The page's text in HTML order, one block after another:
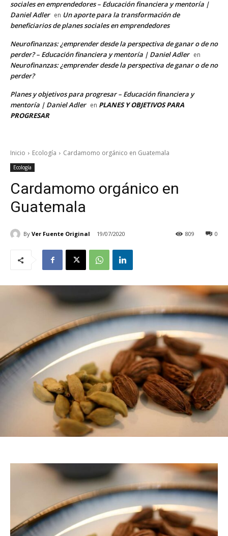
sociales en emprendedores – Educación financiera y mentoría |
Daniel Adler en Un aporte para la transformación de
beneficiarios de planes sociales en emprendedores
Neurofinanzas: ¿emprender desde la perspectiva de ganar o de no
perder? – Educación financiera y mentoría | Daniel Adler en
Neurofinanzas: ¿emprender desde la perspectiva de ganar o de no
perder?
Planes y objetivos para progresar – Educación financiera y
mentoría | Daniel Adler en PLANES Y OBJETIVOS PARA
PROGRESAR